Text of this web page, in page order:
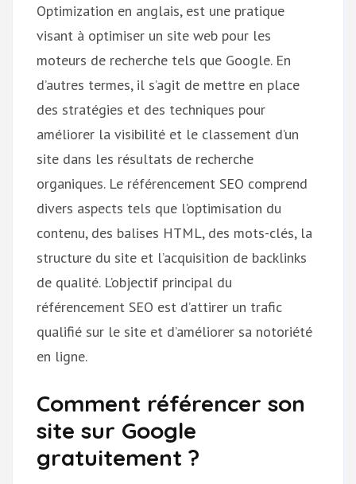
Optimization en anglais, est une pratique
visant à optimiser un site web pour les
moteurs de recherche tels que Google. En
d’autres termes, il s’agit de mettre en place
des stratégies et des techniques pour
améliorer la visibilité et le classement d’un
site dans les résultats de recherche
organiques. Le référencement SEO comprend
divers aspects tels que l’optimisation du
contenu, des balises HTML, des mots-clés, la
structure du site et l’acquisition de backlinks
de qualité. L’objectif principal du
référencement SEO est d’attirer un trafic
qualifié sur le site et d’améliorer sa notoriété
en ligne.
Comment référencer son
site sur Google
gratuitement ?